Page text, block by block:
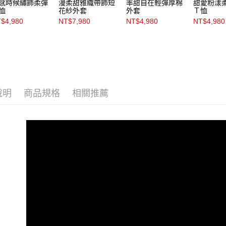
時候繡飾柔彈
漫柔甜雅織帶飾短
花紗外套
NT$7,980
率甜自在輕彈厚棉
外套
NT$4,980
甜愛粉漾
Ｔ恤
NT$4,980
明 商品規格 相關推薦